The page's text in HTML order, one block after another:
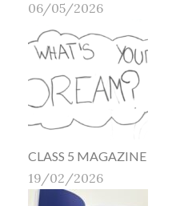
06/05/2026
CLASS 5 MAGAZINE
19/02/2026